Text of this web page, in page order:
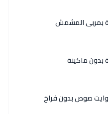
بمربى المشمش
بدون ماكينة
صوص بدون فراخ